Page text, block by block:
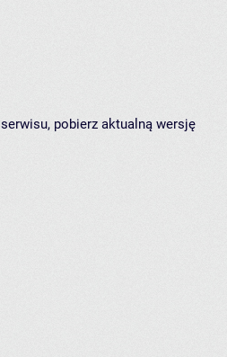
pobierz aktualną wersję